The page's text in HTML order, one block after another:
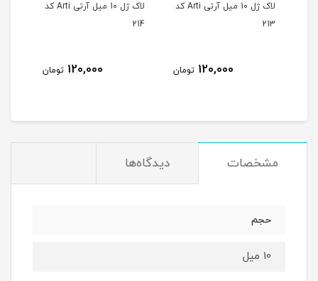
لاک ژل 10 میل آرتی Arti کد
213
120,000 تومان
لاک ژل 10 میل آرتی Arti کد
214
120,000 تومان
مشخصات دیدگاه‌ها
حجم
10 میل